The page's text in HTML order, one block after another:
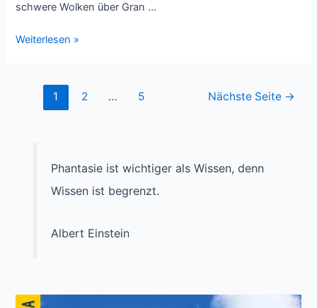
schwere Wolken über Gran …
Regen
Weiterlesen »
Seitennummerierung
1 2 … 5 Nächste Seite →
Phantasie ist wichtiger als Wissen, denn
Wissen ist begrenzt.
Albert Einstein